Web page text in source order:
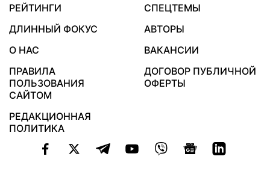
РЕЙТИНГИ
СПЕЦТЕМЫ
ДЛИННЫЙ ФОКУС
АВТОРЫ
О НАС
ВАКАНСИИ
ПРАВИЛА
ПОЛЬЗОВАНИЯ
САЙТОМ
ДОГОВОР ПУБЛИЧНОЙ
ОФЕРТЫ
РЕДАКЦИОННАЯ
ПОЛИТИКА